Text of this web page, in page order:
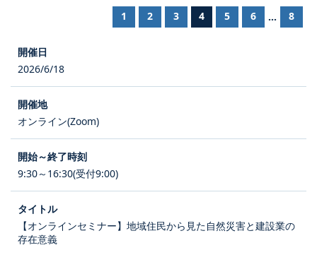
1 2 3 4 5 6 ... 8
2026/6/18
オンライン(Zoom)
9:30～16:30(受付9:00)
【オンラインセミナー】地域住民から見た自然災害と建設業の
存在意義